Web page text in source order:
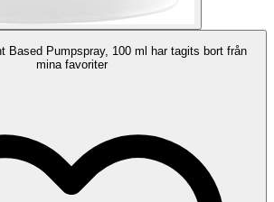
Based Pumpspray, 100 ml har tagits bort från
mina favoriter